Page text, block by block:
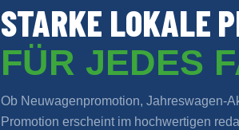
STARKE LOKALE
FÜR JEDES
Ob Neuwagenpromotion, Jahreswagen-
Promotion erscheint im hochwertigen